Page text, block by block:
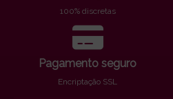
100% discretas
Pagamento seguro
Encriptação SSL